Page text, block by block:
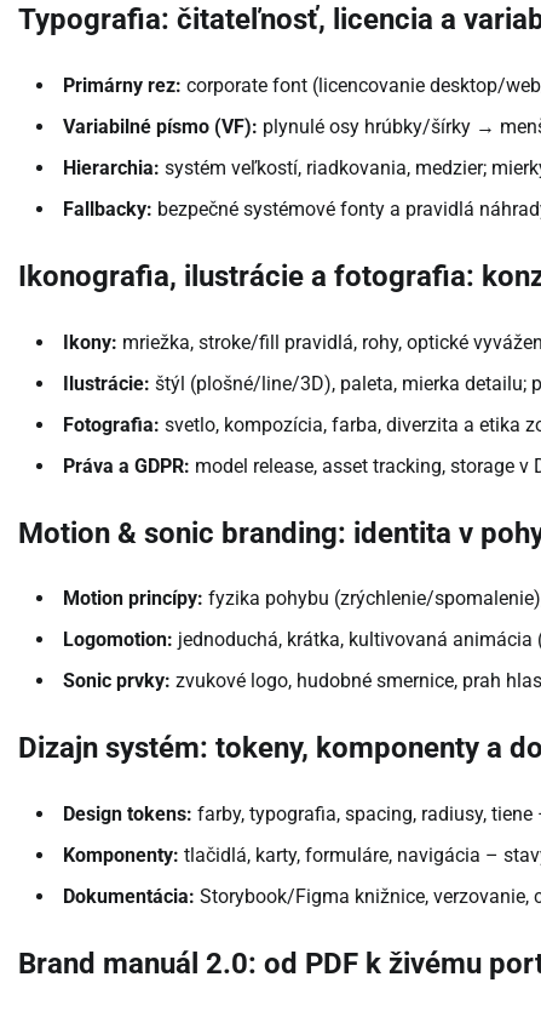
Typografia: čitateľnosť, licencia a
Primárny rez: corporate font (licencovanie desktop/
Variabilné písmo (VF): plynulé osy hrúbky/šírky →
Hierarchia: systém veľkostí, riadkovania, medzier;
Fallbacky: bezpečné systémové fonty a pravidlá
Ikonografia, ilustrácie a fotografia:
Ikony: mriežka, stroke/fill pravidlá, rohy, optické
Ilustrácie: štýl (plošné/line/3D), paleta, mierka detailu;
Fotografia: svetlo, kompozícia, farba, diverzita a etika
Práva a GDPR: model release, asset tracking, storage v
Motion & sonic branding: identita v
Motion princípy: fyzika pohybu (zrýchlenie/
Logomotion: jednoduchá, krátka, kultivovaná
Sonic prvky: zvukové logo, hudobné smernice, prah
Dizajn systém: tokeny, komponenty a
Design tokens: farby, typografia, spacing, radiusy,
Komponenty: tlačidlá, karty, formuláre, navigácia –
Dokumentácia: Storybook/Figma knižnice, verzovanie,
Brand manuál 2.0: od PDF k živému